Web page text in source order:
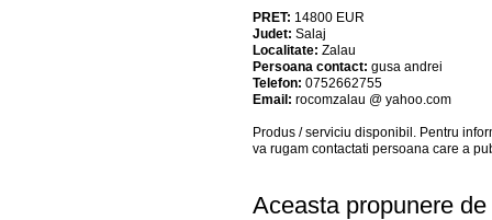
PRET: 14800 EUR
Judet: Salaj
Localitate: Zalau
Persoana contact: gusa andrei
Telefon: 0752662755
Email: rocomzalau @ yahoo.com
Produs / serviciu disponibil . Pentru
va rugam contactati persoana care a
Aceasta propunere